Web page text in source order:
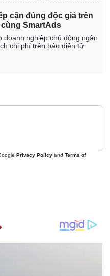
cận đúng độc giả trên
SmartAds
doanh nghiệp chủ động ngân
chi phí trên báo điện tử
Privacy Policy and Terms of